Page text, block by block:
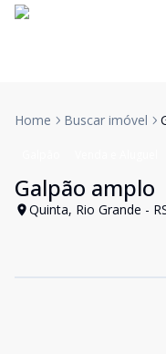
Home Buscar imóvel
Galpão amplo
Quinta, Rio Grande -